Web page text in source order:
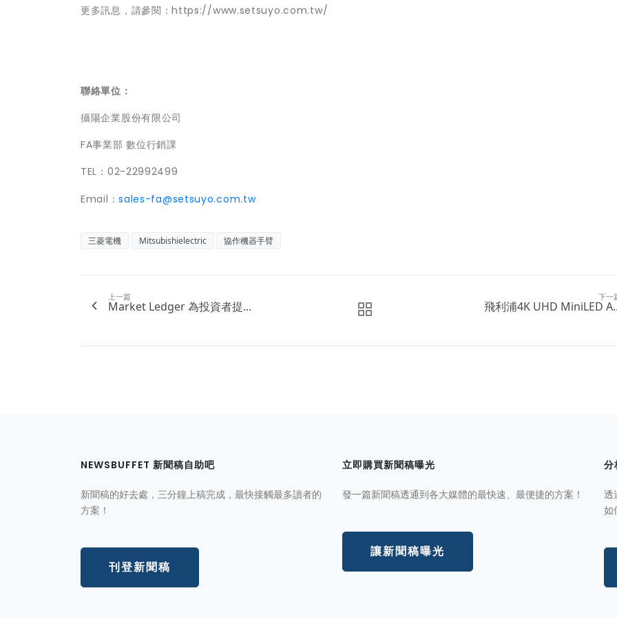
更多訊息，請參閱：https://www.setsuyo.com.tw/
聯絡單位：
攝陽企業股份有限公司
FA事業部 數位行銷課
TEL：02-22992499
Email：sales-fa@setsuyo.com.tw
三菱電機 Mitsubishielectric 協作機器手臂
上一篇
Market Ledger 為投資者提...
下一
飛利浦4K UHD MiniLED
NEWSBUFFET 新聞稿自助吧
新聞稿的好去處，三分鐘上稿完成，最快接觸最多讀者的
方案！
刊登新聞稿
立即購買新聞稿曝光
發一篇新聞稿透通到各大媒體的最快速、最便捷的方案！
讓新聞稿曝光
分
透
如